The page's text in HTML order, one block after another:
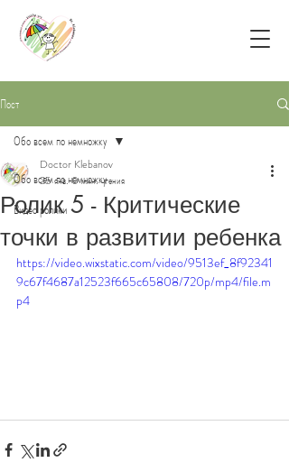
Пост
Обо всем по немножку
Видео ролики
Обо всем по немножку
Ролик 5 - Критические
точки в развитии ребенка
Doctor Klebanov
25 янв.0 мин. чтения
https://video.wixstatic.com/video/9513ef_8f92341
9c67f4687a12523f665c65808/720p/mp4/file.m
p4